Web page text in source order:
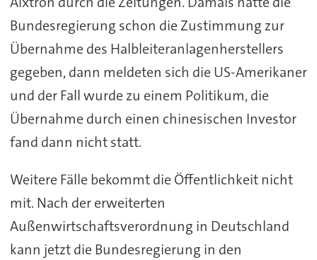
Bundesregierung schon die Zustimmung zur
Übernahme des Halbleiteranlagenherstellers
gegeben, dann meldeten sich die US-Amerikaner
und der Fall wurde zu einem Politikum, die
Übernahme durch einen chinesischen Investor
fand dann nicht statt.
Weitere Fälle bekommt die Öffentlichkeit nicht
mit. Nach der erweiterten
Außenwirtschaftsverordnung in Deutschland
kann jetzt die Bundesregierung in den